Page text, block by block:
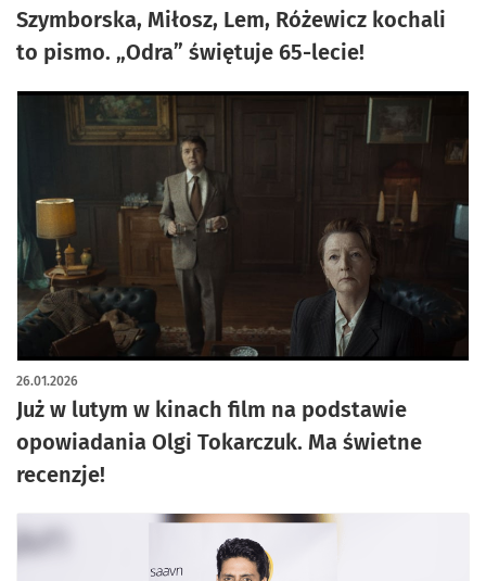
Szymborska, Miłosz, Lem, Różewicz kochali
to pismo. „Odra” świętuje 65-lecie!
Już w lutym w kinach film na podstawie
opowiadania Olgi Tokarczuk. Ma świetne
recenzje!
26.01.2026